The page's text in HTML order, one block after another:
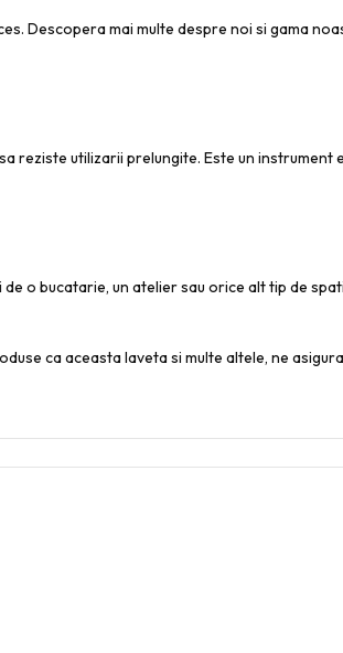
Descopera mai multe despre noi si gama
reziste utilizarii prelungite. Este un
o bucatarie, un atelier sau orice alt tip de
ca aceasta laveta si multe altele, ne